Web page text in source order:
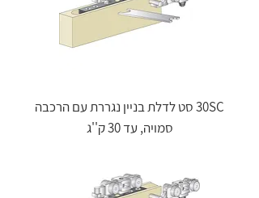
30SC סט לדלת בניין נגררת עם הרכבה
סמויה, עד 30 ק''ג